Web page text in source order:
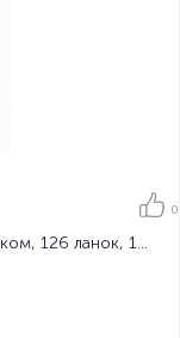
0
Ланцюг велосипедний KMC X12 з замком, 126 ланок, 12 зірок